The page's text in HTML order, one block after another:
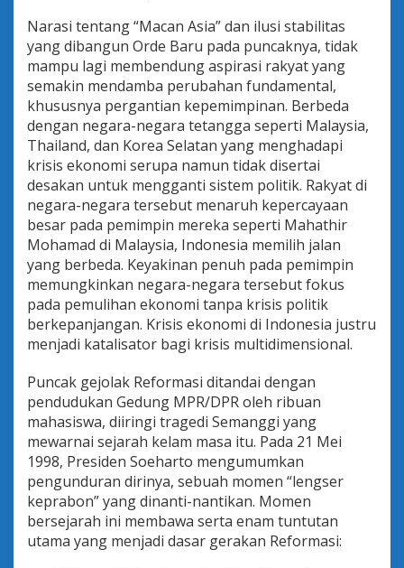
Narasi tentang “Macan Asia” dan ilusi stabilitas
yang dibangun Orde Baru pada puncaknya, tidak
mampu lagi membendung aspirasi rakyat yang
semakin mendamba perubahan fundamental,
khususnya pergantian kepemimpinan. Berbeda
dengan negara-negara tetangga seperti Malaysia,
Thailand, dan Korea Selatan yang menghadapi
krisis ekonomi serupa namun tidak disertai
desakan untuk mengganti sistem politik. Rakyat di
negara-negara tersebut menaruh kepercayaan
besar pada pemimpin mereka seperti Mahathir
Mohamad di Malaysia, Indonesia memilih jalan
yang berbeda. Keyakinan penuh pada pemimpin
memungkinkan negara-negara tersebut fokus
pada pemulihan ekonomi tanpa krisis politik
berkepanjangan. Krisis ekonomi di Indonesia justru
menjadi katalisator bagi krisis multidimensional.
Puncak gejolak Reformasi ditandai dengan
pendudukan Gedung MPR/DPR oleh ribuan
mahasiswa, diiringi tragedi Semanggi yang
mewarnai sejarah kelam masa itu. Pada 21 Mei
1998, Presiden Soeharto mengumumkan
pengunduran dirinya, sebuah momen “lengser
keprabon” yang dinanti-nantikan. Momen
bersejarah ini membawa serta enam tuntutan
utama yang menjadi dasar gerakan Reformasi: